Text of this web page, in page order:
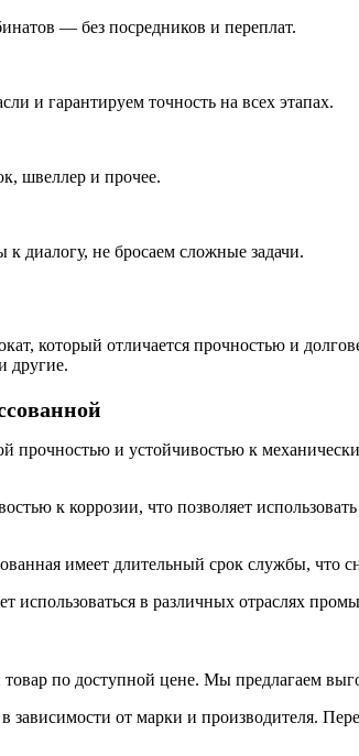
— без посредников и переплат.
и гарантируем точность на всех этапах.
швеллер и прочее.
диалогу, не бросаем сложные задачи.
который отличается прочностью и
другие.
прочностью и устойчивостью к
к коррозии, что позволяет
имеет длительный срок службы, что
использоваться в различных отраслях
по доступной цене. Мы предлагаем
от марки и производителя.